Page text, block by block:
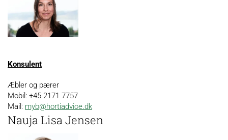
Konsulent
Æbler og pærer
Mobil: +45 2171 7757
Mail: myb@hortiadvice.dk
Nauja Lisa Jensen